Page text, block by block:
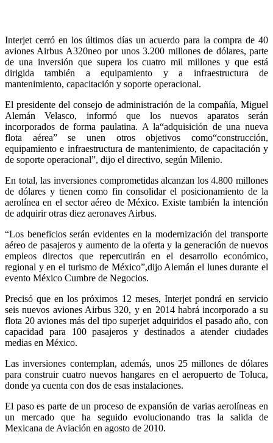
Interjet cerró en los últimos días un acuerdo para la compra de 40
aviones Airbus A320neo por unos 3.200 millones de dólares, parte
de una inversión que supera los cuatro mil millones y que está
dirigida también a equipamiento y a infraestructura de
mantenimiento, capacitación y soporte operacional.
El presidente del consejo de administración de la compañía, Miguel
Alemán Velasco, informó que los nuevos aparatos serán
incorporados de forma paulatina. A la“adquisición de una nueva
flota aérea” se unen otros objetivos como“construcción,
equipamiento e infraestructura de mantenimiento, de capacitación y
de soporte operacional”, dijo el directivo, según Milenio.
En total, las inversiones comprometidas alcanzan los 4.800 millones
de dólares y tienen como fin consolidar el posicionamiento de la
aerolínea en el sector aéreo de México. Existe también la intención
de adquirir otras diez aeronaves Airbus.
“Los beneficios serán evidentes en la modernización del transporte
aéreo de pasajeros y aumento de la oferta y la generación de nuevos
empleos directos que repercutirán en el desarrollo económico,
regional y en el turismo de México”,dijo Alemán el lunes durante el
evento México Cumbre de Negocios.
Precisó que en los próximos 12 meses, Interjet pondrá en servicio
seis nuevos aviones Airbus 320, y en 2014 habrá incorporado a su
flota 20 aviones más del tipo superjet adquiridos el pasado año, con
capacidad para 100 pasajeros y destinados a atender ciudades
medias en México.
Las inversiones contemplan, además, unos 25 millones de dólares
para construir cuatro nuevos hangares en el aeropuerto de Toluca,
donde ya cuenta con dos de esas instalaciones.
El paso es parte de un proceso de expansión de varias aerolíneas en
un mercado que ha seguido evolucionando tras la salida de
Mexicana de Aviación en agosto de 2010.